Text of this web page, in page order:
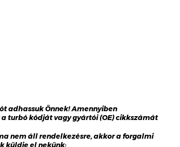
adhassuk Önnek! Amennyiben
turbó kódját vagy gyártói (OE) cikkszámát
nem áll rendelkezésre, akkor a forgalmi
küldje el nekünk: